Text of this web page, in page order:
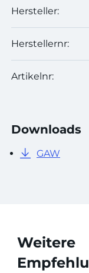
Hersteller:
Herstellernr:
Artikelnr:
Downloads
GAW
Weitere